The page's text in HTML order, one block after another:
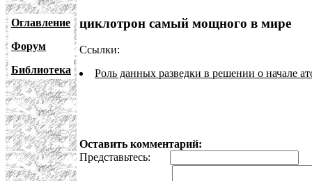
Оглавление
Форум
Библиотека
циклотрон самый мощного в мире
Ссылки:
Роль данных разведки в решении о начале
Оставить комментарий:
Представьтесь: